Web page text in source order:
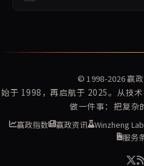
© 1998-2026赢
始于 1998，再启航于 2025。从技
做一件事：把复杂
赢政指数 赢政资讯 Winzheng Lab
服务